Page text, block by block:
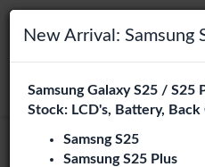
Wählen Sie Ihre
Es sieht so aus, als wären
Besuchen Sie
Navigation umschalten
suchen
New Arrival: Samsung
Samsung Galaxy S25 / S25
Stock: LCD's, Battery,
Samsng S25
Samsung S25 Plus